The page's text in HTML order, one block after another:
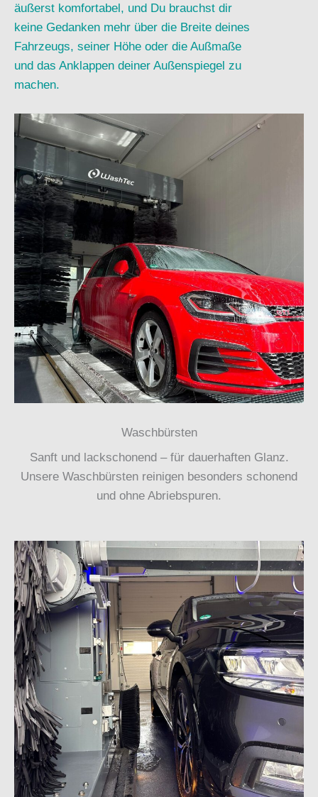
äußerst komfortabel, und Du brauchst dir
keine Gedanken mehr über die Breite deines
Fahrzeugs, seiner Höhe oder die Außmaße
und das Anklappen deiner Außenspiegel zu
machen.
Waschbürsten
Sanft und lackschonend – für dauerhaften Glanz.
Unsere Waschbürsten reinigen besonders schonend
und ohne Abriebspuren.